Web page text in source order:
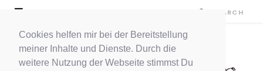
Cookies helfen mir bei der Bereitstellung
meiner Inhalte und Dienste. Durch die
weitere Nutzung der Webseite stimmst Du